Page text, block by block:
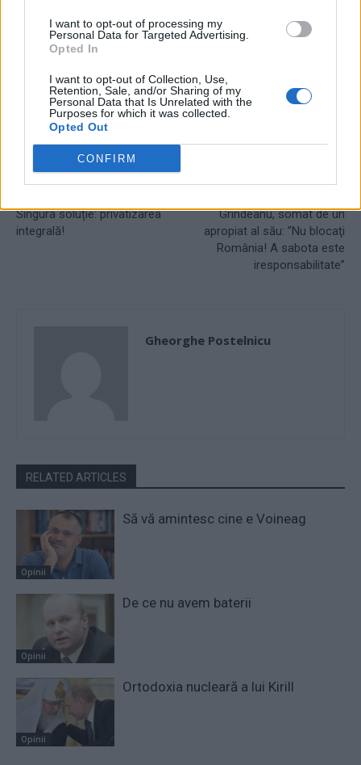
I want to opt-out of processing my
Personal Data for Targeted Advertising.
Opted In
I want to opt-out of Collection, Use,
Retention, Sale, and/or Sharing of my
Personal Data that Is Unrelated with the
Purposes for which it was collected.
Opted Out
CONFIRM
criza politică
Singura soluție: privatizarea
integrală!
Grindeanu, somat de un
apropiat al său: ”Nu blocaţi
România! A sabota este
iresponsabilitate”
Gheorghe Postelnicu
RELATED ARTICLES
Opinii
Să vă amintesc cine e Voineag
Opinii
De ce nu avem baterii
Opinii
Ortodoxia nucleară a lui Kirill